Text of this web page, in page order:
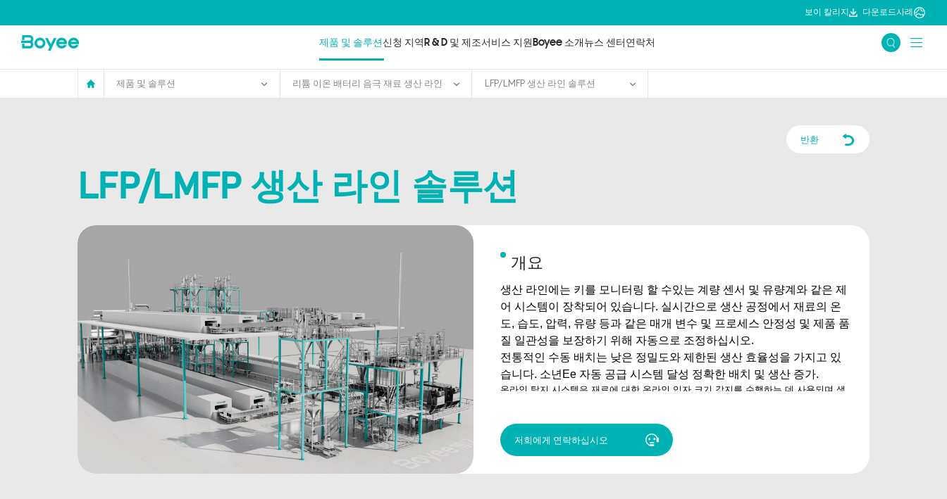
라
보이 칼리지 다운로드사례
제품 및 솔루션 신청 지역 R & D 및 제조서비스 지원 Boyee 소개 뉴스 센터 연락처
제품 및 솔루션 리튬 이온 배터리 음극 재료 생산 라인 LFP/LMFP 생산 라인 솔루션
반환
LFP/LMFP 생산 라인 솔루션
개요
생산 라인에는 키를 모니터링 할 수있는 계량 센서 및 유량계와 같은 제
어 시스템이 장착되어 있습니다. 실시간으로 생산 공정에서 재료의 온
도, 습도, 압력, 유량 등과 같은 매개 변수 및 프로세스 안정성 및 제품 품
질 일관성을 보장하기 위해 자동으로 조정하십시오.
전통적인 수동 배치는 낮은 정밀도와 제한된 생산 효율성을 가지고 있
습니다. 소년 Ee 자동 공급 시스템 달성 정확한 배치 및 생산 증가.
온라인 탐지 시스템은 재료에 대한 온라인 입자 크기 감지를 수행하는 데 사용되며 생
하십시오.
리셉션, 하역 및 포장 완제품 납품
저희에게 연락하십시오